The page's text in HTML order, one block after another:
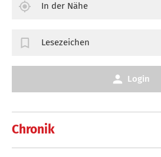
Chronik
In der Nähe
Lesezeichen
Login